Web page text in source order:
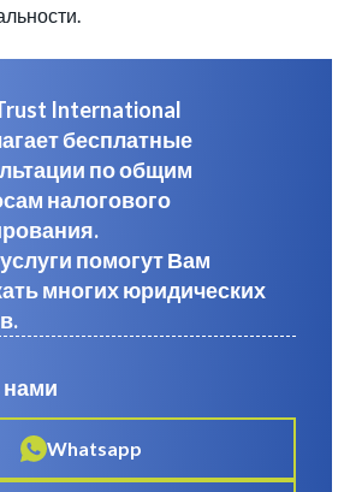
International
бесплатные
по общим
налогового
помогут Вам
многих юридических
нами
Whatsapp